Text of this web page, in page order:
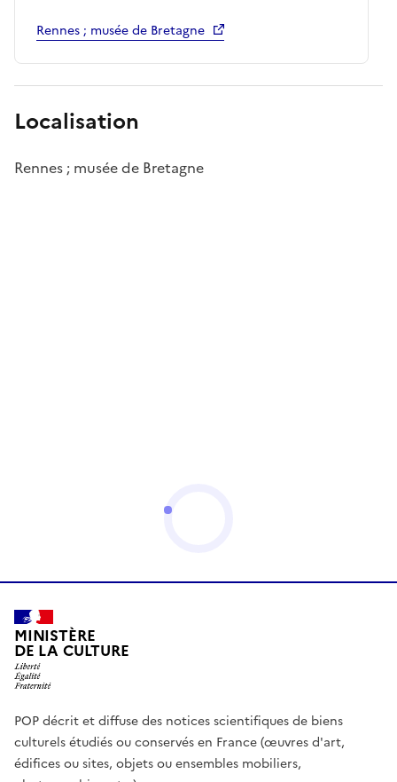
Rennes ; musée de Bretagne
Localisation
Rennes ; musée de Bretagne
MINISTÈRE
DE LA CULTURE
POP décrit et diffuse des notices scientifiques de biens
culturels étudiés ou conservés en France (œuvres d'art,
édifices ou sites, objets ou ensembles mobiliers,